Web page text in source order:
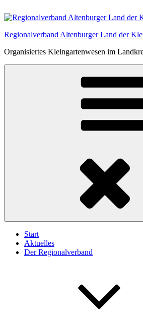
Inhalt
Regionalverband Altenburger Land der
Organisiertes Kleingartenwesen im
Start
Aktuelles
Der Regionalverband